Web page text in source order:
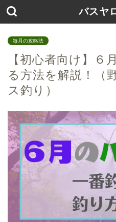
バスヤ
毎月の攻略法
【初心者向け】６
る方法を解説！（
ス釣り）